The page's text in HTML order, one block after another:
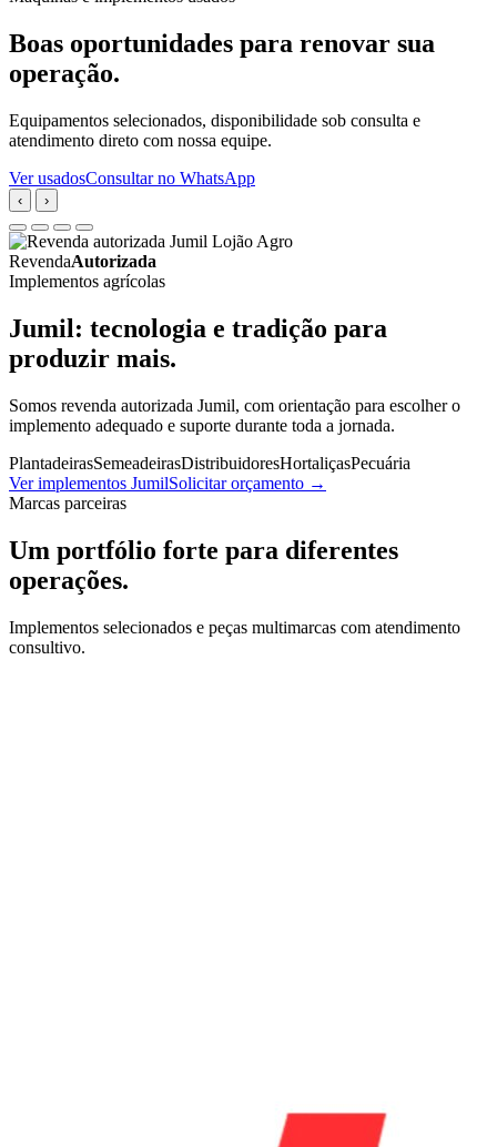
Boas oportunidades para renovar sua
operação.
Equipamentos selecionados, disponibilidade sob consulta e
atendimento direto com nossa equipe.
Ver usadosConsultar no WhatsApp
‹ ›
RevendaAutorizada
Implementos agrícolas
Jumil: tecnologia e tradição para
produzir mais.
Somos revenda autorizada Jumil, com orientação para escolher o
implemento adequado e suporte durante toda a jornada.
PlantadeirasSemeadeirasDistribuidoresHortaliçasPecuária
Ver implementos JumilSolicitar orçamento →
Marcas parceiras
Um portfólio forte para diferentes
operações.
Implementos selecionados e peças multimarcas com atendimento
consultivo.